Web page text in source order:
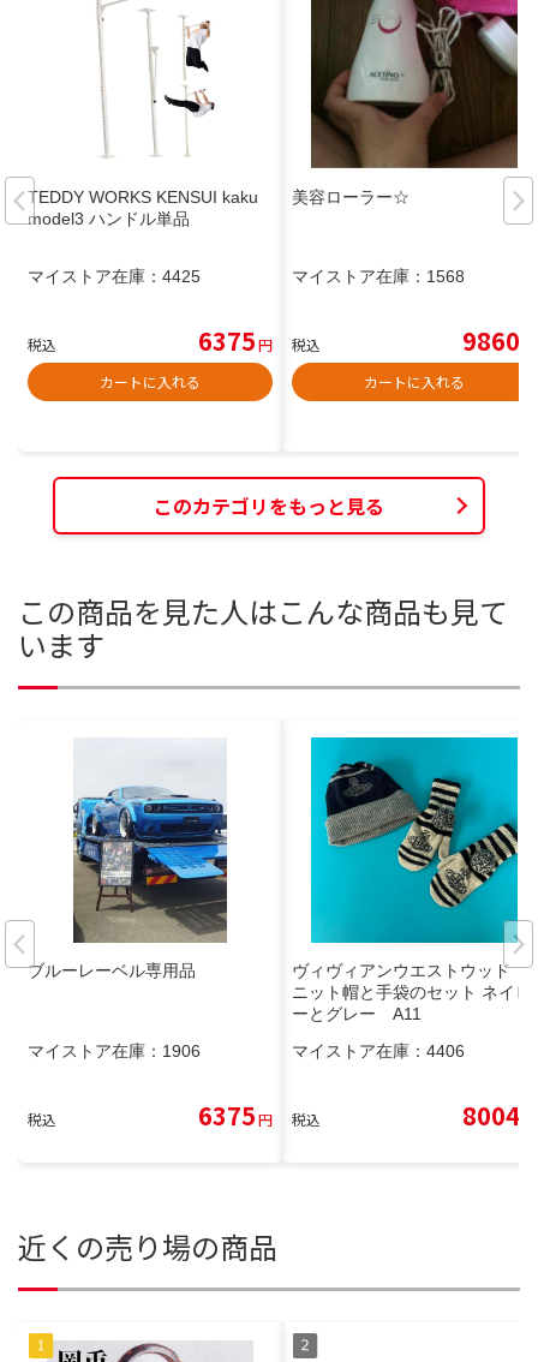
TEDDY WORKS KENSUI kaku
model3 ハンドル単品
マイストア在庫： 4425
税込 6375円
カートに入れる
美容ローラー☆
マイストア在庫： 1568
税込 9860
カートに入れる
このカテゴリをもっと見る
この商品を見た人はこんな商品も見て
います
ブルーレーベル専用品
マイストア在庫： 1906
税込 6375円
ヴィヴィアンウエストウッド
ニット帽と手袋のセット ネイビ
ーとグレー A11
マイストア在庫： 4406
税込 8004
近くの売り場の商品